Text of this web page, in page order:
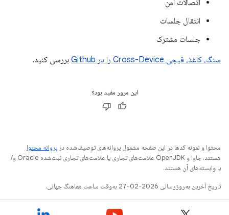
اتصالات امن
انتقال جلسات
جلسات مشترک
سنگ، کاغذ، قیچی Cross-Device را در Github
بررسی کنید.
این مرور مفید بود؟
محتوا و نمونه کدها در این صفحه مشمول پروانه‌های توصیف‌شده در پروانه محتوا
هستند. جاوا و OpenJDK علامت‌های تجاری یا علامت‌های تجاری ثبت‌شده Oracle و/
یا وابسته‌های آن هستند.
تاریخ آخرین به‌روزرسانی 2026-02-27 به‌وقت ساعت هماهنگ جهانی.